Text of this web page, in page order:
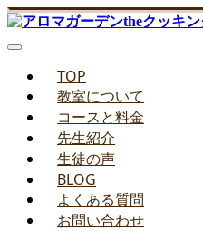
TOP
教室について
コースと料金
先生紹介
生徒の声
BLOG
よくある質問
お問い合わせ